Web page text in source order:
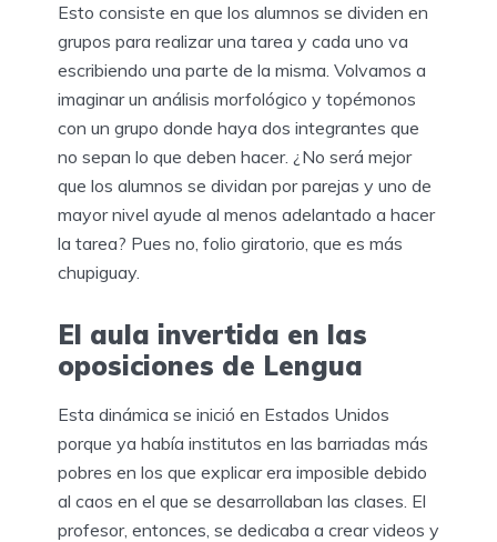
Esto consiste en que los alumnos se dividen en
grupos para realizar una tarea y cada uno va
escribiendo una parte de la misma. Volvamos a
imaginar un análisis morfológico y topémonos
con un grupo donde haya dos integrantes que
no sepan lo que deben hacer. ¿No será mejor
que los alumnos se dividan por parejas y uno de
mayor nivel ayude al menos adelantado a hacer
la tarea? Pues no, folio giratorio, que es más
chupiguay.
El aula invertida en las
oposiciones de Lengua
Esta dinámica se inició en Estados Unidos
porque ya había institutos en las barriadas más
pobres en los que explicar era imposible debido
al caos en el que se desarrollaban las clases. El
profesor, entonces, se dedicaba a crear videos y